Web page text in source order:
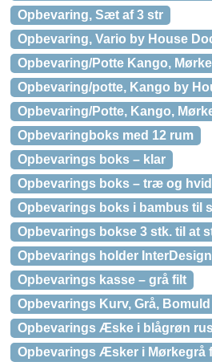
Opbevaring, Sæt af 3 str
Opbevaring, Vario by House
Opbevaring/Potte Kango,
Opbevaring/potte, Kango by
Opbevaring/Potte, Kango,
Opbevaringboks med 12 rum
Opbevarings boks – klar
Opbevarings boks – træ og hvid
Opbevarings boks i bambus til
Opbevarings bokse 3 stk. til at
Opbevarings holder
Opbevarings kasse – grå filt
Opbevarings Kurv, Grå, Bomuld
Opbevarings Æske i blågrøn
Opbevarings Æsker i Mørkegrå